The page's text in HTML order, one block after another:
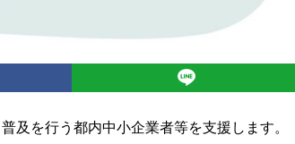
及を行う都内中小企業者等を支援します。